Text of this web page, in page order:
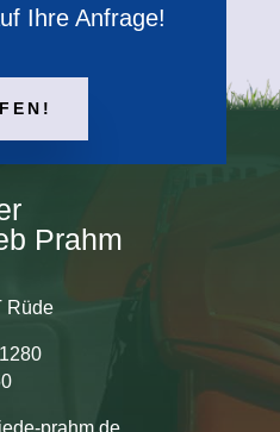
Ihre Anfrage!
Prahm
Rüde